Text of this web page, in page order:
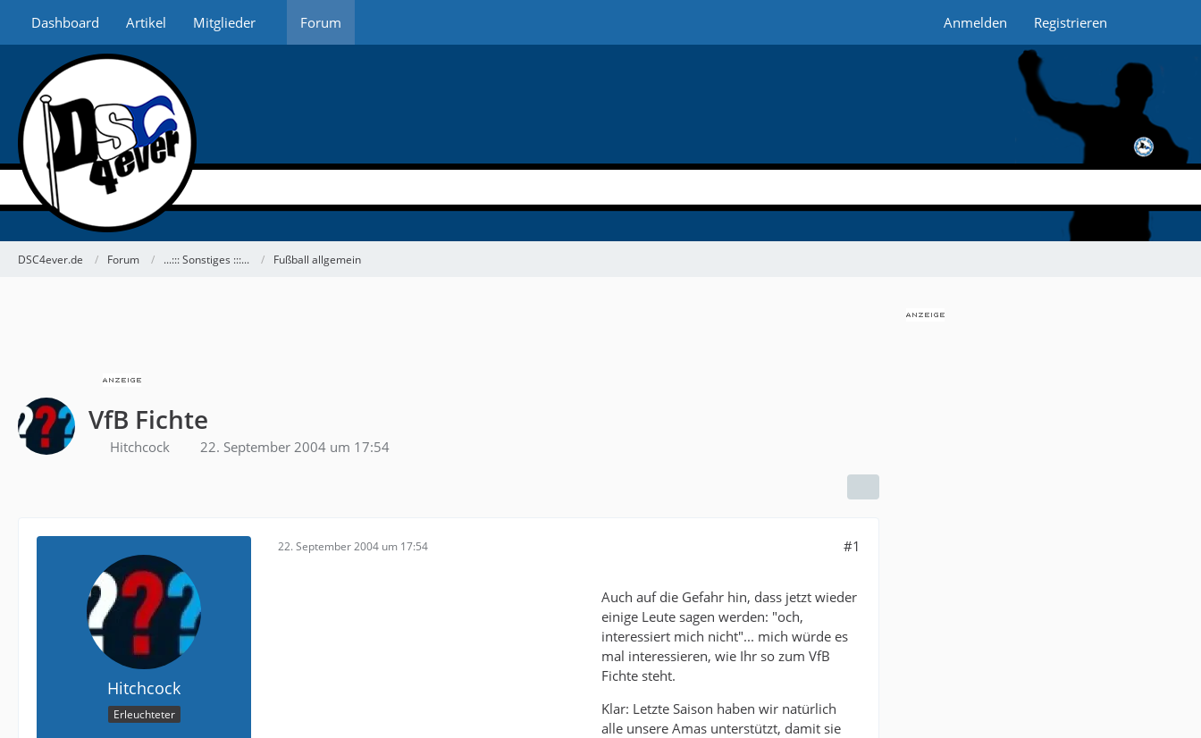
Dashboard Artikel Mitglieder Forum Anmelden Registrieren
DSC4ever.de Forum ...::: Sonstiges :::... Fußball allgemein
VfB Fichte
Hitchcock 22. September 2004 um 17:54
Hitchcock
Erleuchteter
22. September 2004 um 17:54 #1
Auch auf die Gefahr hin, dass jetzt wieder
einige Leute sagen werden: "och,
interessiert mich nicht"... mich würde es
mal interessieren, wie Ihr so zum VfB
Fichte steht.
Klar: Letzte Saison haben wir natürlich
alle unsere Amas unterstützt, damit sie